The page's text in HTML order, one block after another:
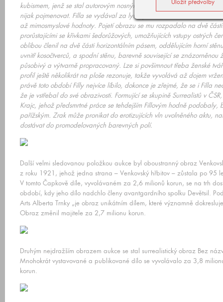
kubismem, jenž se stal autorovým nosným inspiračním zdrojem,
nijak pojmenovat. Filla se vydával za lyrický kubismus kamsi do
až mimosmyslové hodnoty. Pojetí obrazu se mu rozpadalo na dvě
prorůstajícími se křivkami šedorůžových, umožňujících vstupy ostrých
oblibou členil na dvě části horizontálním pásem, oddělujícím horní
uvnitř kosočtverců, a spodní stěnu, barevně související se
působivý a výtvarně propracovaný. Lze si povšimnout třeba ženské
profil ještě několikrát na ploše rezonuje, takže vyvolává až dojem
právě toto období Filly nejvíce líbilo, dokonce je zřejmé, že se i Filla
že je vstřebal do své obrazivosti. Formující se skupině Surrealistů v
Krajc, jehož předsmrtné práce se tehdejším Fillovým hodně podobaly,
pařížským. Zrak může pronikat do erotizujících vln uvolněného aktu,
dostávat do promodelovaných barevných polí.
Další velmi sledovanou položkou aukce byl oboustranný obraz
z roku 1921, jehož jedna strana – Venkovský hřbitov – zůstala po 95
V tomto Čapkově díle, vyvolávaném za 2,6 milionů korun, se na trh
období, kdy jeho dílo nadchlo členy avantgardního spolku Devětsil.
Arts Alberta Trnky „je obraz unikátním dílem, které významně
Obraz změnil majitele za 2,7 milionu korun.
Druhým nejdražším obrazem aukce se stal surrealistický obraz Bez
Mnohokrát vystavované a publikované dílo se vyvolávalo za 3,8
korun.